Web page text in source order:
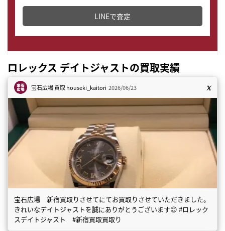
どこからでもすぐに査定金額を知ることが出来ます。
LINEで査定
ロレックス デイトジャストの買取実績
宝石広場 買取houseki_kaitori 2026/06/23
宝石広場 新宿買取りさせてにてお買取りさせていただきました。
きれいなデイトジャストを誠にありがとうございます😊 #ロレック
スデイトジャスト #新宿買取買取り